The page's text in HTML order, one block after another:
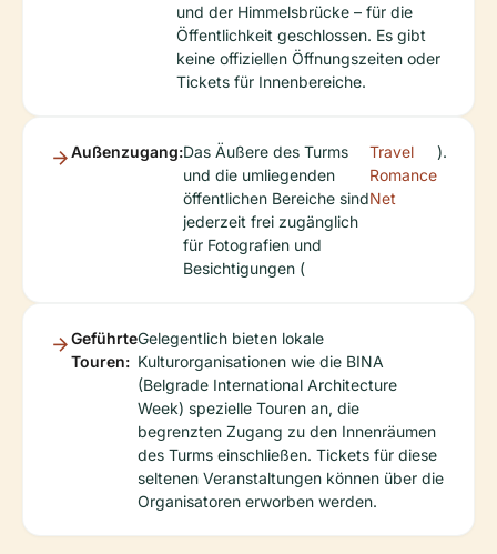
und der Himmelsbrücke – für die
Öffentlichkeit geschlossen. Es gibt
keine offiziellen Öffnungszeiten oder
Tickets für Innenbereiche.
Außenzugang:Das Äußere des Turms
und die umliegenden
öffentlichen Bereiche sind
jederzeit frei zugänglich
für Fotografien und
Besichtigungen (
Travel
Romance
Net
).
Geführte
Touren:
Gelegentlich bieten lokale
Kulturorganisationen wie die BINA
(Belgrade International Architecture
Week) spezielle Touren an, die
begrenzten Zugang zu den Innenräumen
des Turms einschließen. Tickets für diese
seltenen Veranstaltungen können über die
Organisatoren erworben werden.